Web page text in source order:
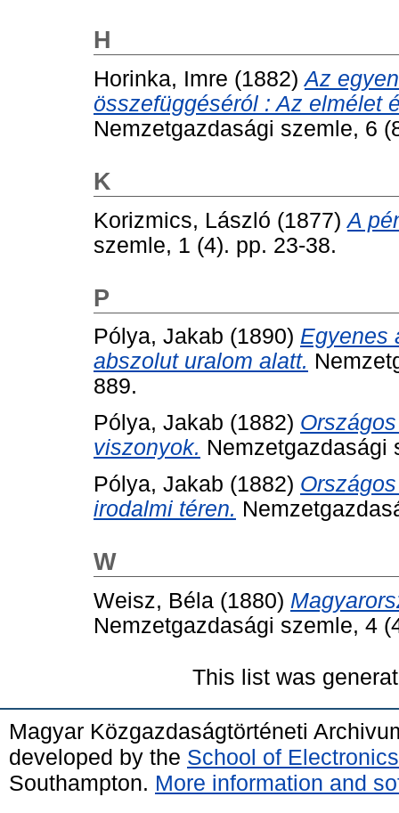
H
Horinka, Imre (1882)Az
összefüggéséról : Az elmélet
Nemzetgazdasági szemle, 6
K
Korizmics, László (1877)A
szemle, 1 (4). pp. 23-38.
P
Pólya, Jakab (1890) Egyenes
abszolut uralom alatt.
889.
Pólya, Jakab (1882)
viszonyok. Nemzetgazdasági
Pólya, Jakab (1882)
irodalmi téren.
W
Weisz, Béla (1880)
Nemzetgazdasági szemle, 4
This list was
Magyar Közgazdaságtörténeti
developed by the School of
Southampton. More information and